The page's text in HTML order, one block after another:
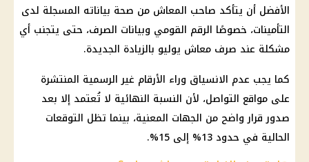
الأفضل أن يتأكد صاحب المعاش من صحة بياناته المسجلة لدى
التأمينات، خصوصًا الرقم القومي وبيانات الصرف، حتى يتجنب أي
مشكلة عند صرف معاش يوليو بالزيادة الجديدة.
كما يجب عدم الانسياق وراء الأرقام غير الرسمية المنتشرة
على مواقع التواصل، لأن النسبة النهائية لا تُعتمد إلا بعد
صدور قرار واضح من الجهات المعنية، بينما تظل التوقعات
الحالية في حدود 13% إلى 15%.